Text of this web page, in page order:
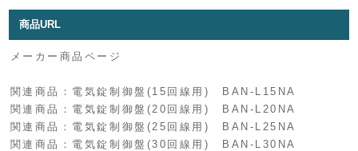
商品URL
メーカー商品ページ
関連商品：電気錠制御盤(15回線用) BAN-L15NA
関連商品：電気錠制御盤(20回線用) BAN-L20NA
関連商品：電気錠制御盤(25回線用) BAN-L25NA
関連商品：電気錠制御盤(30回線用) BAN-L30NA